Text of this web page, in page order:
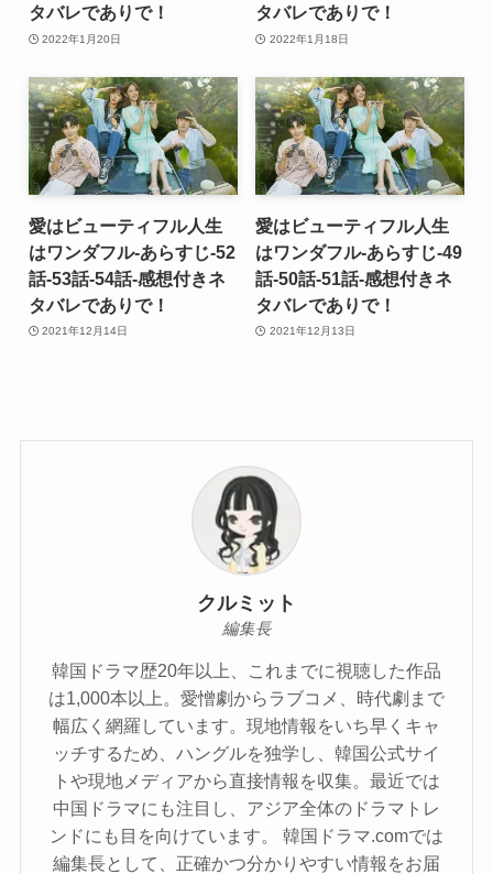
タバレでありで！
2022年1月20日
タバレでありで！
2022年1月18日
愛はビューティフル人生
はワンダフル-あらすじ-52
話-53話-54話-感想付きネ
タバレでありで！
2021年12月14日
愛はビューティフル人生
はワンダフル-あらすじ-49
話-50話-51話-感想付きネ
タバレでありで！
2021年12月13日
クルミット
編集長
韓国ドラマ歴20年以上、これまでに視聴した作品
は1,000本以上。愛憎劇からラブコメ、時代劇まで
幅広く網羅しています。現地情報をいち早くキャ
ッチするため、ハングルを独学し、韓国公式サイ
トや現地メディアから直接情報を収集。最近では
中国ドラマにも注目し、アジア全体のドラマトレ
ンドにも目を向けています。 韓国ドラマ.comでは
編集長として、正確かつ分かりやすい情報をお届